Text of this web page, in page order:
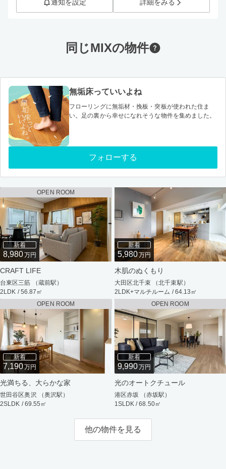
通知を設定 詳細をみる
同じMIXの物件
無垢床っていいよね
フローリングに無垢材・挽板・突板が使われた住ま
い。足の裏から幸せになれそうな物件を集めました。
フォローする
OPEN ROOM
新着
8,980万円
CRAFT LIFE
台東区三筋 （蔵前駅）
2LDK / 56.87㎡
新着
5,980万円
木肌のぬくもり
大田区北千束 （北千束駅）
2LDK+マルチルーム / 64.13㎡
OPEN ROOM
新着
7,190万円
光満ちる、大らかな家
世田谷区奥沢 （奥沢駅）
2SLDK / 69.55㎡
OPEN ROOM
新着
9,990万円
光のオートクチュール
港区赤坂 （赤坂駅）
1SLDK / 68.50㎡
他の物件を見る